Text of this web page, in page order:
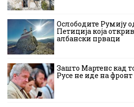
Ослободите Румију
Петиција која
албански прваци
Зашто Мартенс кад
Русе не иде на